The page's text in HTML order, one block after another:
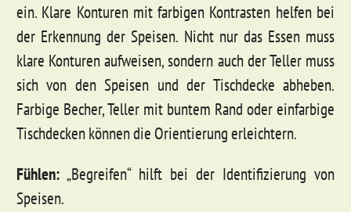
ein. Klare Konturen mit farbigen Kontrasten helfen bei
der Erkennung der Speisen. Nicht nur das Essen muss
klare Konturen aufweisen, sondern auch der Teller muss
sich von den Speisen und der Tischdecke abheben.
Farbige Becher, Teller mit buntem Rand oder einfarbige
Tischdecken können die Orientierung erleichtern.
Fühlen: „Begreifen“ hilft bei der Identifizierung von
Speisen.